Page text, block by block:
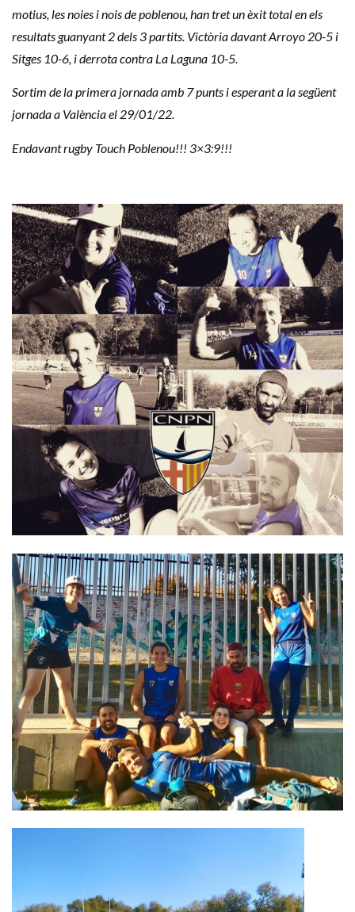
motius, les noies i nois de poblenou, han tret un èxit total en els
resultats guanyant 2 dels 3 partits. Victòria davant Arroyo 20-5 i
Sitges 10-6, i derrota contra La Laguna 10-5.
Sortim de la primera jornada amb 7 punts i esperant a la següent
jornada a València el 29/01/22.
Endavant rugby Touch Poblenou!!! 3×3:9!!!